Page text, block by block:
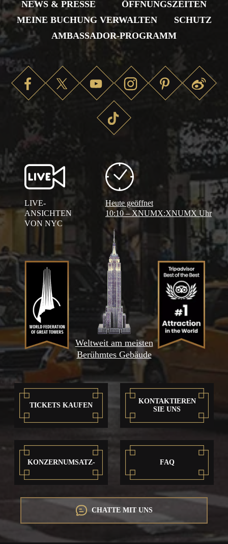
NEWS & PRESSE
ÖFFNUNGSZEITEN
MEINE BUCHUNG VERWALTEN
SCHUTZ
AMBASSADOR-PROGRAMM
TICKETS KAUFEN
KONTAKTIEREN
SIE UNS
KONZERNUMSATZ- FAQ
CHATTE MIT UNS
LIVE-
ANSICHTEN
VON NYC
Heute geöffnet
10:10 – XNUMX:XNUMX Uhr
Weltweit am meisten
Berühmtes Gebäude